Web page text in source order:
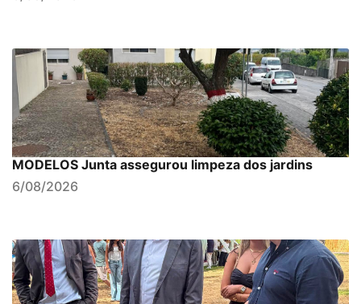
MODELOS Junta assegurou limpeza dos jardins
6/08/2026